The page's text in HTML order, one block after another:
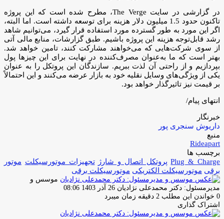
در گزارشی در سایت The Verge، مطرح شده است که این پروژه
تاکنون حدود 1.5 میلیون دلار هزینه برای توسعه داشته است. اما البته،
اگر این مورد به طور گسترده مورد استفاده قرار گیرد، می‌توانیم شاهد
رشد قابل‌توجه هزینه این پروژه باشیم. طبق گزارشات، منابع مالی آتی
از سوی شرکت‌هایی که می‌خواهند مشارکت کنند، تامین خواهد شد.
بهتر است که ما به‌عنوان مصرف‌کننده در نهایت برای این چیزها پول
بپردازیم و از راحتی آن لذت ببریم. سازندگان این پروتکل را به عنوان
یکی از ویژگی‌های وسایل نقلیه خود به بازار عرضه می‌کنند و این احتمالاً
بر قیمت نیز تاثیرگذار خواهد بود.
انتهای پیام/
خبرنگار
داریوش سنجری پور
منبع
Rideapart
برچسب ها
Plug & Charge پروتکل اتصال و شارژ تجهیزات موتورسیکلت موتور
برقی موتورسیکلت الکتریکى موتورسیکلت برقى
موسس و
مدیرمسئول: دکتر محمدعلی نژادیان ارسال
ایمیل
26 آذر 1403 08:06
0 خواندن این مطلب 2 دقیقه زمان میبرد
اشتراک گذاری
فیس
توئیتر
لینکدین
واتس
تلگرام
اشتراک
چاپ